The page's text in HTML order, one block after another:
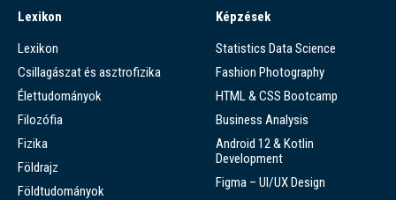
Lexikon
Lexikon
Csillagászat és asztrofizika
Élettudományok
Filozófia
Fizika
Földrajz
Földtudományok
Képzések
Statistics Data Science
Fashion Photography
HTML & CSS Bootcamp
Business Analysis
Android 12 & Kotlin
Development
Figma – UI/UX Design